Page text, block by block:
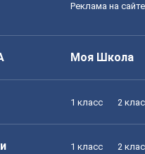
Реклама на сайте
Моя Школа
1 класс 2
1 класс 2